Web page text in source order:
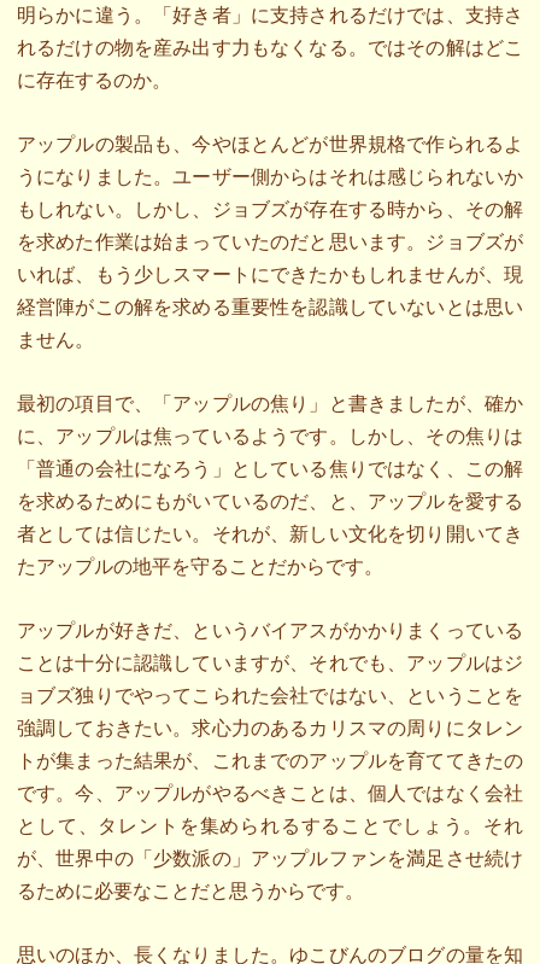
明らかに違う。「好き者」に支持されるだけでは、支持さ
れるだけの物を産み出す力もなくなる。ではその解はどこ
に存在するのか。
アップルの製品も、今やほとんどが世界規格で作られるよ
うになりました。ユーザー側からはそれは感じられないか
もしれない。しかし、ジョブズが存在する時から、その解
を求めた作業は始まっていたのだと思います。ジョブズが
いれば、もう少しスマートにできたかもしれませんが、現
経営陣がこの解を求める重要性を認識していないとは思い
ません。
最初の項目で、「アップルの焦り」と書きましたが、確か
に、アップルは焦っているようです。しかし、その焦りは
「普通の会社になろう」としている焦りではなく、この解
を求めるためにもがいているのだ、と、アップルを愛する
者としては信じたい。それが、新しい文化を切り開いてき
たアップルの地平を守ることだからです。
アップルが好きだ、というバイアスがかかりまくっている
ことは十分に認識していますが、それでも、アップルはジ
ョブズ独りでやってこられた会社ではない、ということを
強調しておきたい。求心力のあるカリスマの周りにタレン
トが集まった結果が、これまでのアップルを育ててきたの
です。今、アップルがやるべきことは、個人ではなく会社
として、タレントを集められるすることでしょう。それ
が、世界中の「少数派の」アップルファンを満足させ続け
るために必要なことだと思うからです。
思いのほか、長くなりました。ゆこびんのブログの量を知